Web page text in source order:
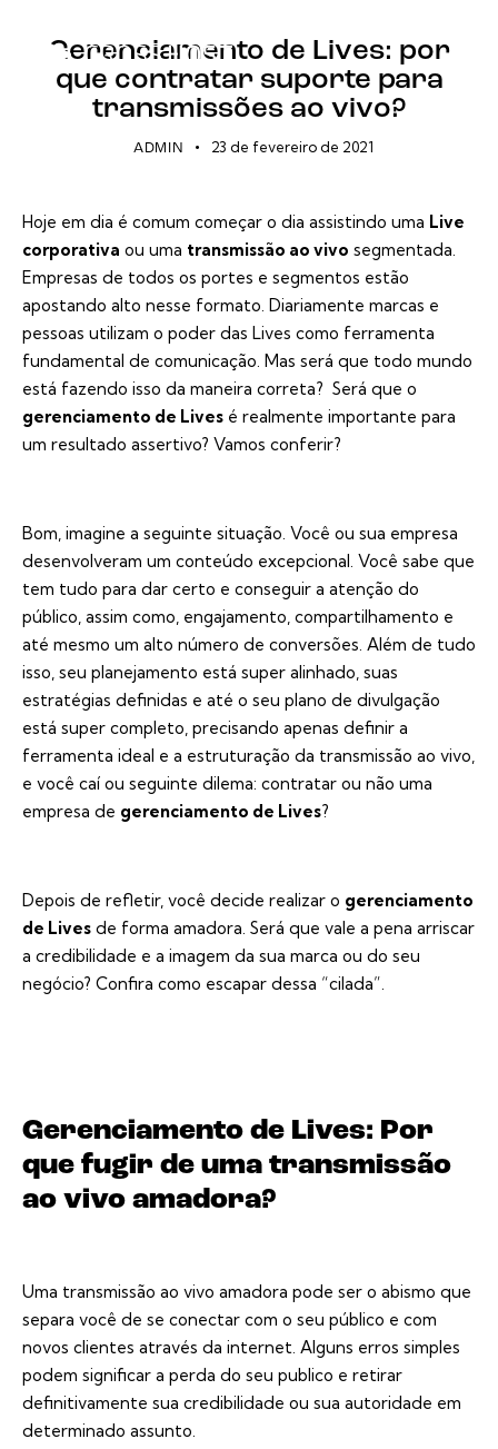
Gerenciamento de Lives: por
que contratar suporte para
transmissões ao vivo?
ADMIN 23 de fevereiro de 2021
Hoje em dia é comum começar o dia assistindo uma Live
corporativa ou uma transmissão ao vivo segmentada.
Empresas de todos os portes e segmentos estão
apostando alto nesse formato. Diariamente marcas e
pessoas utilizam o poder das Lives como ferramenta
fundamental de comunicação. Mas será que todo mundo
está fazendo isso da maneira correta? Será que o
gerenciamento de Lives é realmente importante para
um resultado assertivo? Vamos conferir?
Bom, imagine a seguinte situação. Você ou sua empresa
desenvolveram um conteúdo excepcional. Você sabe que
tem tudo para dar certo e conseguir a atenção do
público, assim como, engajamento, compartilhamento e
até mesmo um alto número de conversões. Além de tudo
isso, seu planejamento está super alinhado, suas
estratégias definidas e até o seu plano de divulgação
está super completo, precisando apenas definir a
ferramenta ideal e a estruturação da transmissão ao vivo,
e você caí ou seguinte dilema: contratar ou não uma
empresa de gerenciamento de Lives?
Depois de refletir, você decide realizar o gerenciamento
de Lives de forma amadora. Será que vale a pena arriscar
a credibilidade e a imagem da sua marca ou do seu
negócio? Confira como escapar dessa “cilada”.
Gerenciamento de Lives: Por
que fugir de uma transmissão
ao vivo amadora?
Uma transmissão ao vivo amadora pode ser o abismo que
separa você de se conectar com o seu público e com
novos clientes através da internet. Alguns erros simples
podem significar a perda do seu publico e retirar
definitivamente sua credibilidade ou sua autoridade em
determinado assunto.